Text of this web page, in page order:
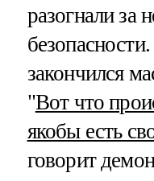
разогнали за
закончился
"Вот что
якобы есть
говорит